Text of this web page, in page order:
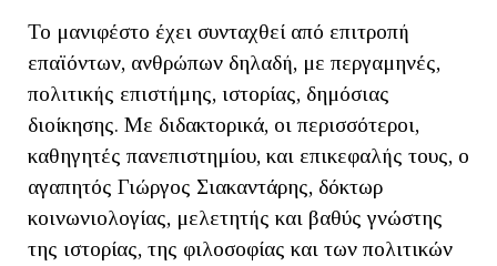
Το μανιφέστο έχει συνταχθεί από επιτροπή
επαϊόντων, ανθρώπων δηλαδή, με περγαμηνές,
πολιτικής επιστήμης, ιστορίας, δημόσιας
διοίκησης. Με διδακτορικά, οι περισσότεροι,
καθηγητές πανεπιστημίου, και επικεφαλής τους, ο
αγαπητός Γιώργος Σιακαντάρης, δόκτωρ
κοινωνιολογίας, μελετητής και βαθύς γνώστης
της ιστορίας, της φιλοσοφίας και των πολιτικών